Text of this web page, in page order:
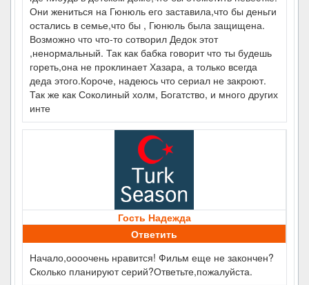
Они жениться на Гюнюль его заставила,что бы деньги
остались в семье,что бы , Гюнюль была защищена.
Возможно что что-то сотворил Дедок этот
,ненормальный. Так как бабка говорит что ты будешь
гореть,она не проклинает Хазара, а только всегда
деда этого.Короче, надеюсь что сериал не закроют.
Так же как Соколиный холм, Богатство, и много других
инте
Гость Надежда
Ответить
Начало,оооочень нравится! Фильм еще не закончен?
Сколько планируют серий?Ответьте,пожалуйста.